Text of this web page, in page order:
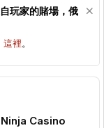
玩家的賭場， 俄
這裡。
Casino